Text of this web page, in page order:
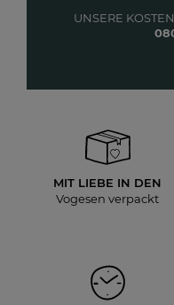
UNSERE
MIT LIEBE IN DEN
Vogesen verpackt